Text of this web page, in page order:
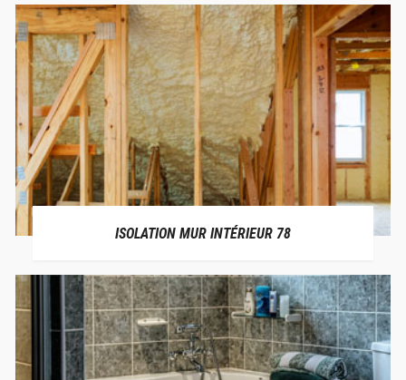
ISOLATION MUR INTÉRIEUR 78